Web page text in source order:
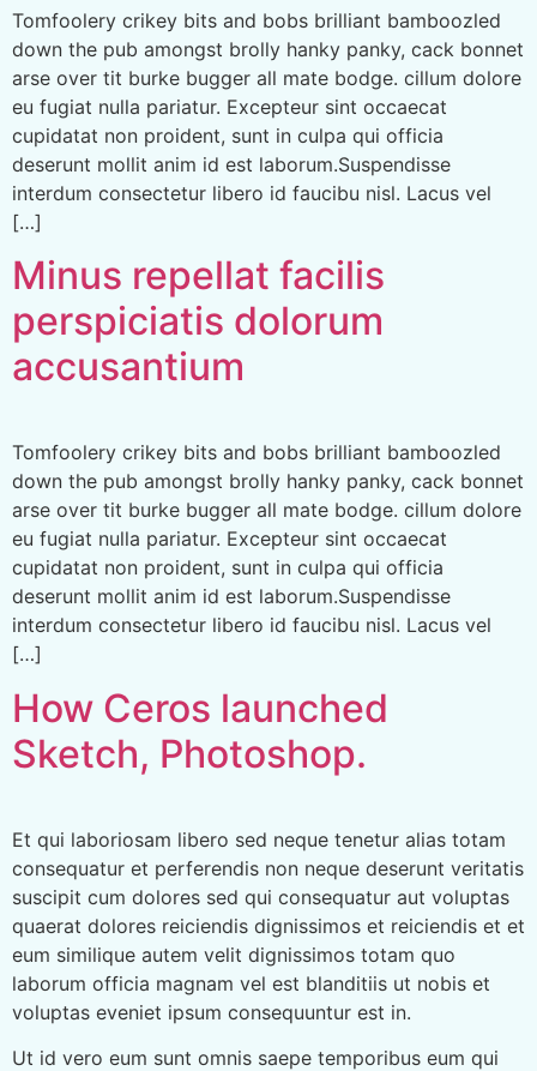
Tomfoolery crikey bits and bobs brilliant bamboozled
down the pub amongst brolly hanky panky, cack bonnet
arse over tit burke bugger all mate bodge. cillum dolore
eu fugiat nulla pariatur. Excepteur sint occaecat
cupidatat non proident, sunt in culpa qui officia
deserunt mollit anim id est laborum.Suspendisse
interdum consectetur libero id faucibu nisl. Lacus vel
[…]
Minus repellat facilis
perspiciatis dolorum
accusantium
Tomfoolery crikey bits and bobs brilliant bamboozled
down the pub amongst brolly hanky panky, cack bonnet
arse over tit burke bugger all mate bodge. cillum dolore
eu fugiat nulla pariatur. Excepteur sint occaecat
cupidatat non proident, sunt in culpa qui officia
deserunt mollit anim id est laborum.Suspendisse
interdum consectetur libero id faucibu nisl. Lacus vel
[…]
How Ceros launched
Sketch, Photoshop.
Et qui laboriosam libero sed neque tenetur alias totam
consequatur et perferendis non neque deserunt veritatis
suscipit cum dolores sed qui consequatur aut voluptas
quaerat dolores reiciendis dignissimos et reiciendis et et
eum similique autem velit dignissimos totam quo
laborum officia magnam vel est blanditiis ut nobis et
voluptas eveniet ipsum consequuntur est in.
Ut id vero eum sunt omnis saepe temporibus eum qui